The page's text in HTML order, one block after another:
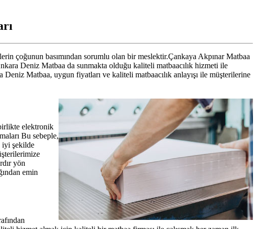
çoğunun basımından sorumlu olan bir meslektir.Çankaya Akpınar Matbaa
Deniz Matbaa da sunmakta olduğu kaliteli matbaacılık hizmeti ile
Matbaa, uygun fiyatları ve kaliteli matbaacılık anlayışı ile müşterilerine
elektronik
Bu sebeple,
iyi şekilde
yön
emin